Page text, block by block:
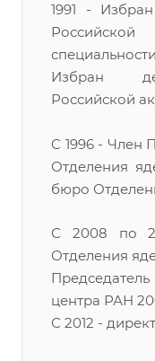
1991 -
Избран
Российской
C 1996 - Член
Отделения
бюро
С 2008 по
Отделения
центра РАН
С 2012 -